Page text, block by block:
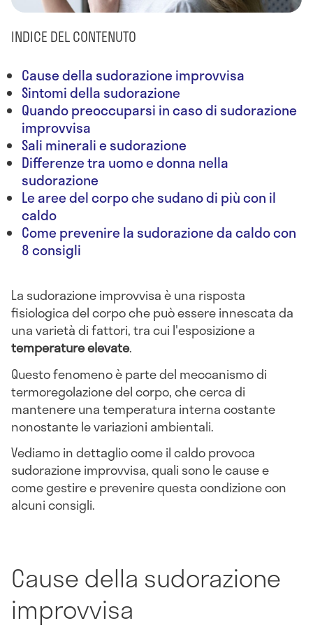
INDICE DEL CONTENUTO
Cause della sudorazione improvvisa
Sintomi della sudorazione
Quando preoccuparsi in caso di sudorazione
improvvisa
Sali minerali e sudorazione
Differenze tra uomo e donna nella
sudorazione
Le aree del corpo che sudano di più con il
caldo
Come prevenire la sudorazione da caldo con
8 consigli
La sudorazione improvvisa è una risposta
fisiologica del corpo che può essere innescata da
una varietà di fattori, tra cui l'esposizione a
temperature elevate.
Questo fenomeno è parte del meccanismo di
termoregolazione del corpo, che cerca di
mantenere una temperatura interna costante
nonostante le variazioni ambientali.
Vediamo in dettaglio come il caldo provoca
sudorazione improvvisa, quali sono le cause e
come gestire e prevenire questa condizione con
alcuni consigli.
Cause della sudorazione
improvvisa